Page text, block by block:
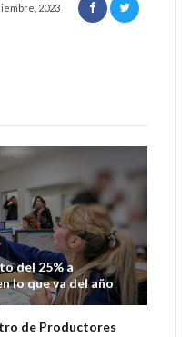
2023
del 25% a
lo que va del año
de Productores